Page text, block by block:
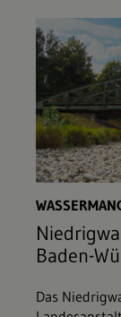
Baden-
Das